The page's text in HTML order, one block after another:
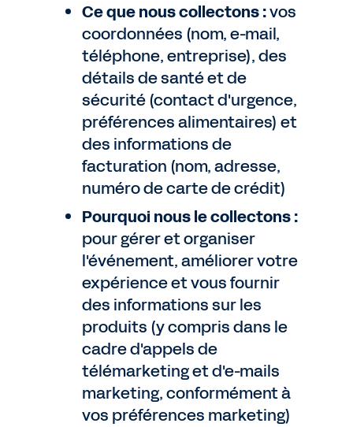
Ce que nous collectons :vos
coordonnées (nom, e-mail,
téléphone, entreprise), des
détails de santé et de
sécurité (contact d'urgence,
préférences alimentaires) et
des informations de
facturation (nom, adresse,
numéro de carte de crédit)
Pourquoi nous le collectons :
pour gérer et organiser
l'événement, améliorer votre
expérience et vous fournir
des informations sur les
produits (y compris dans le
cadre d'appels de
télémarketing et d'e-mails
marketing, conformément à
vos préférences marketing)